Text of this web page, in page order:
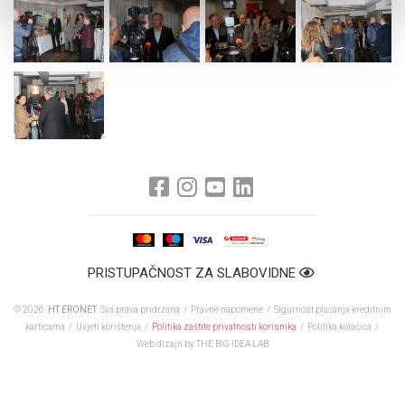
PRISTUPAČNOST ZA SLABOVIDNE
© 2026. HT ERONET . Sva prava pridržana / Pravne napomene / Sigurnost plaćanja kreditnim
karticama / Uvjeti korištenja / Politika zaštite privatnosti korisnika / Politika kolačića /
Web dizajn by THE BIG IDEA LAB